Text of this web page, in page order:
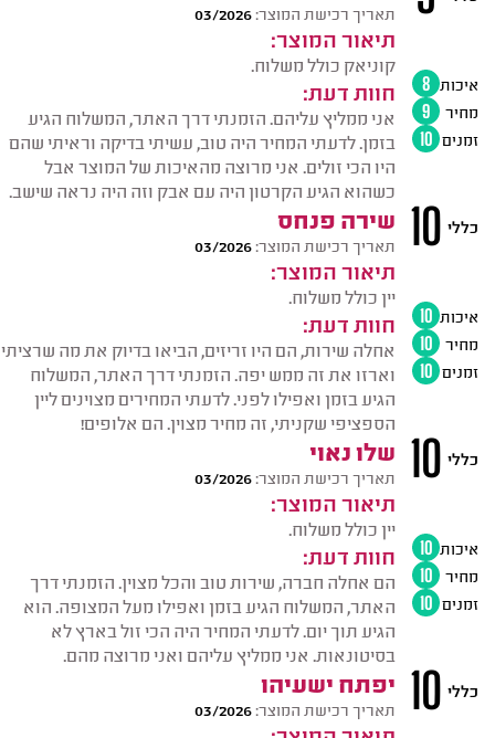
תאריך רכישת המוצר:03/2026
תיאור המוצר:
קוניאק כולל משלוח.
חוות דעת:
אני ממליץ עליהם. הזמנתי דרך האתר, המשלוח הגיע
בזמן. לדעתי המחיר היה טוב, עשיתי בדיקה וראיתי שהם
היו הכי זולים. אני מרוצה מהאיכות של המוצר אבל
כשהוא הגיע הקרטון היה עם אבק וזה היה נראה שישב.
איכות 8
מחיר
9
זמנים 10
שירה פנחס
תאריך רכישת המוצר:03/2026
תיאור המוצר:
יין כולל משלוח.
חוות דעת:
אחלה שירות, הם היו זריזים, הביאו בדיוק את מה שרציתי
וארזו את זה ממש יפה. הזמנתי דרך האתר, המשלוח
הגיע בזמן ואפילו לפני. לדעתי המחירים מצוינים ליין
הספציפי שקניתי, זה מחיר מצוין. הם אלופים!
10 כללי
איכות 10
מחיר
10
זמנים 10
שלו נאוי
תאריך רכישת המוצר:03/2026
תיאור המוצר:
יין כולל משלוח.
חוות דעת:
הם אחלה חברה, שירות טוב והכל מצוין. הזמנתי דרך
האתר, המשלוח הגיע בזמן ואפילו מעל המצופה. הוא
הגיע תוך יום. לדעתי המחיר היה הכי זול בארץ לא
בסיטונאות. אני ממליץ עליהם ואני מרוצה מהם.
10 כללי
איכות 10
מחיר
10
זמנים 10
יפתח ישעיהו
תאריך רכישת המוצר:03/2026 10 כללי